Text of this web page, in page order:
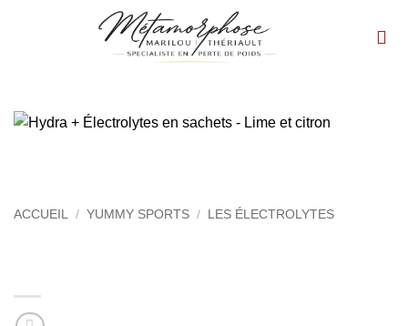
ACCUEIL / YUMMY SPORTS / LES ÉLECTROLYTES